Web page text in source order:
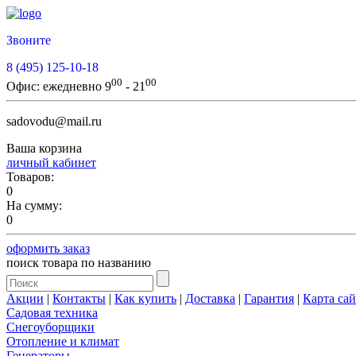
Звоните
8 (495) 125-10-18
Офис: ежедневно 900 - 21 00
sadovodu@mail.ru
Ваша корзина
личный кабинет
Товаров:
0
На сумму:
0
оформить заказ
поиск товара по названию
Акции | Контакты | Как купить | Доставка | Гарантия | Карта
Садовая техника
Снегоуборщики
Отопление и климат